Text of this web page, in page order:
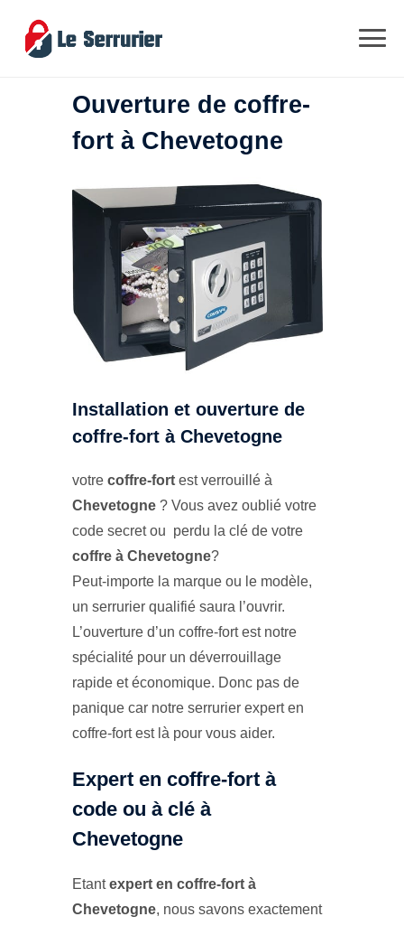
Ouverture de coffre-
fort à Chevetogne
Installation et ouverture de
coffre-fort à Chevetogne
votre coffre-fort est verrouillé à
Chevetogne ? Vous avez oublié votre
code secret ou perdu la clé de votre
coffre à Chevetogne?
Peut-importe la marque ou le modèle,
un serrurier qualifié saura l’ouvrir.
L’ouverture d’un coffre-fort est notre
spécialité pour un déverrouillage
rapide et économique. Donc pas de
panique car notre serrurier expert en
coffre-fort est là pour vous aider.
Expert en coffre-fort à
code ou à clé à
Chevetogne
Etantexpert en coffre-fort à
Chevetogne, nous savons exactement